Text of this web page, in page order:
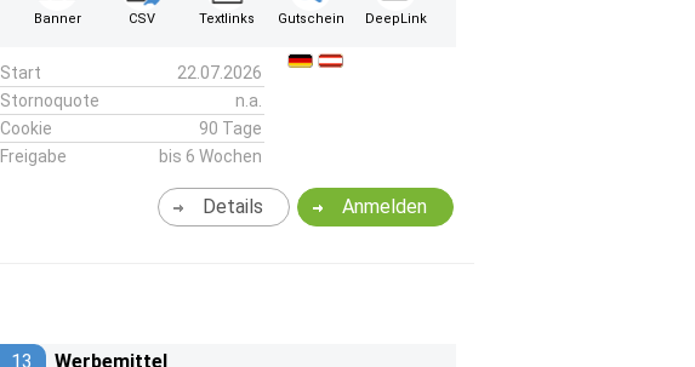
Banner CSV Textlinks Gutschein DeepLink
Start
22.07.2026
Stornoquote
n.a.
Cookie
90 Tage
Freigabe
bis 6 Wochen
Anmelden
Details
13 Werbemittel